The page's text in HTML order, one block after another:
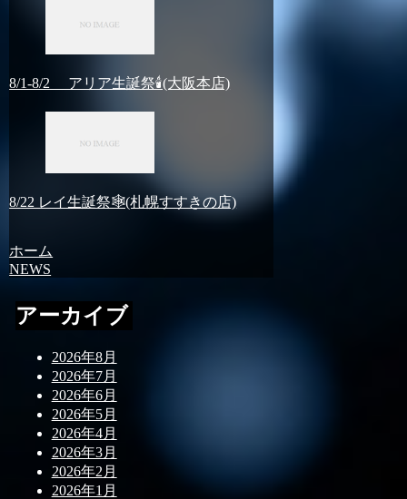
8/1-8/2 アリア生誕祭🕯(大阪本店)
8/22 レイ生誕祭🕸(札幌すすきの店)
ホーム
NEWS
アーカイブ
2026年8月
2026年7月
2026年6月
2026年5月
2026年4月
2026年3月
2026年2月
2026年1月